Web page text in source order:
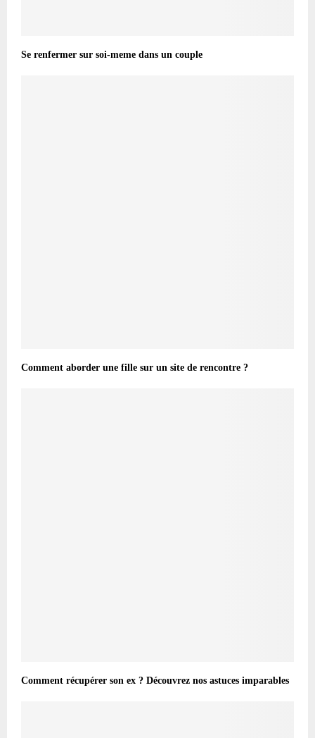
Se renfermer sur soi-meme dans un couple
Comment aborder une fille sur un site de rencontre ?
Comment récupérer son ex ? Découvrez nos astuces imparables